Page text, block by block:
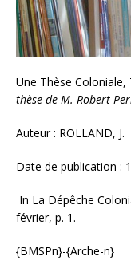
Une Thèse Coloniale,
thèse de M. Robert
Auteur : ROLLAND, J.
Date de publication :
In La Dépêche
février, p. 1.
{BMSPn}-{Arche-n}